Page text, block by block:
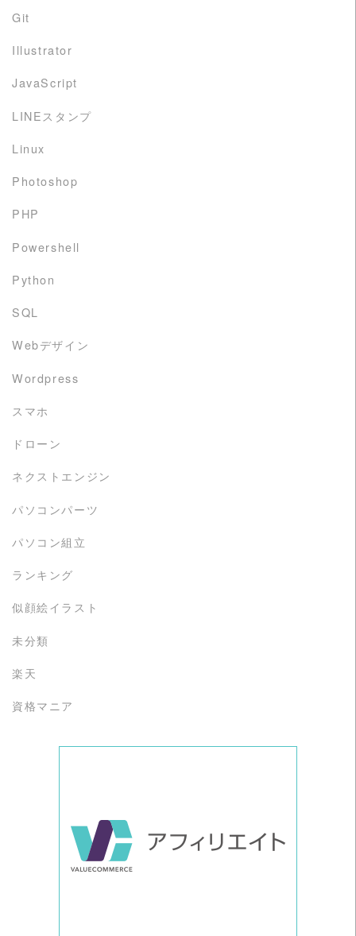
Git
Illustrator
JavaScript
LINEスタンプ
Linux
Photoshop
PHP
Powershell
Python
SQL
Webデザイン
Wordpress
スマホ
ドローン
ネクストエンジン
パソコンパーツ
パソコン組立
ランキング
似顔絵イラスト
未分類
楽天
資格マニア